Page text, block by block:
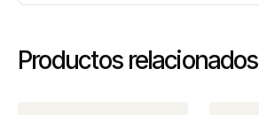
Productos relacionados